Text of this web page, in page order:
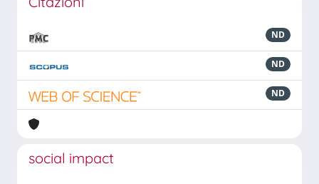
ND
ND
ND
social impact